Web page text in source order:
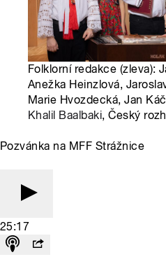
Folklorní redakce (zleva):
Anežka Heinzlová,
Marie Hvozdecká, Jan
Khalil Baalbaki, Český
Pozvánka na MFF Strážnice
25:17